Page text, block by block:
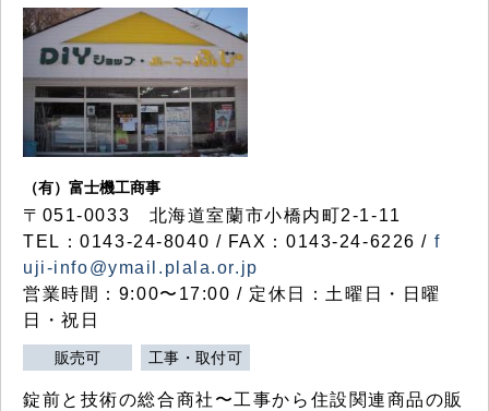
（有）富士機工商事
〒051-0033 北海道室蘭市小橋内町2-1-11
TEL：0143-24-8040 / FAX：0143-24-6226 / f
uji-info@ymail.plala.or.jp
営業時間：9:00〜17:00 / 定休日：土曜日・日曜
日・祝日
販売可 工事・取付可
錠前と技術の総合商社〜工事から住設関連商品の販